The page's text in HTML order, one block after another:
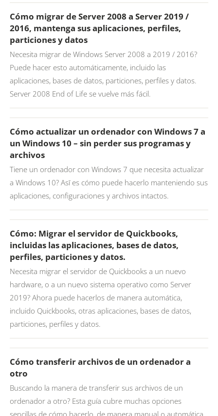
Cómo migrar de Server 2008 a Server 2019 /
2016, mantenga sus aplicaciones, perfiles,
particiones y datos
Necesita migrar de Windows Server 2008 a 2019 / 2016?
Puede hacer esto automáticamente, incluido las
aplicaciones, bases de datos, particiones, perfiles y datos.
Server 2008 End of Life se vuelve más fácil.
Cómo actualizar un ordenador con Windows 7 a
un Windows 10 – sin perder sus programas y
archivos
Tiene un ordenador con Windows 7 que necesita actualizar
a Windows 10? Asī es cómo puede hacerlo manteniendo sus
aplicaciones, configuraciones y archivos intactos.
Cómo: Migrar el servidor de Quickbooks,
incluidas las aplicaciones, bases de datos,
perfiles, particiones y datos.
Necesita migrar el servidor de Quickbooks a un nuevo
hardware, o a un nuevo sistema operativo como Server
2019? Ahora puede hacerlos de manera automática,
incluido Quickbooks, otras aplicaciones, bases de datos,
particiones, perfiles y datos.
Cómo transferir archivos de un ordenador a
otro
Buscando la manera de transferir sus archivos de un
ordenador a otro? Esta guía cubre muchas opciones
sencillas de cómo hacerlo, de manera manual o automática.